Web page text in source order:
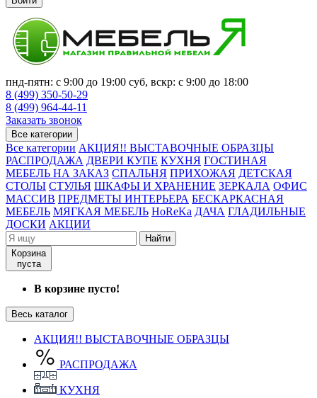
пнд-пятн: с 9:00 до 19:00 суб, вскр: с 9:00 до 18:00
8 (499) 350-50-29
8 (499) 964-44-11
Заказать звонок
Все категории
Все категории АКЦИЯ!! ВЫСТАВОЧНЫЕ ОБРАЗЦЫ
РАСПРОДАЖА ДВЕРИ КУПЕ КУХНЯ ГОСТИНАЯ
МЕБЕЛЬ НА ЗАКАЗ СПАЛЬНЯ ПРИХОЖАЯ ДЕТСКАЯ
СТОЛЫ СТУЛЬЯ ШКАФЫ И ХРАНЕНИЕ ЗЕРКАЛА ОФИС
МАССИВ ПРЕДМЕТЫ ИНТЕРЬЕРА БЕСКАРКАСНАЯ
МЕБЕЛЬ МЯГКАЯ МЕБЕЛЬ HoReKa ДАЧА ГЛАДИЛЬНЫЕ
ДОСКИ АКЦИИ
Найти
Корзина
пуста
В корзине пусто!
Весь каталог
АКЦИЯ!! ВЫСТАВОЧНЫЕ ОБРАЗЦЫ
РАСПРОДАЖА
КУХНЯ